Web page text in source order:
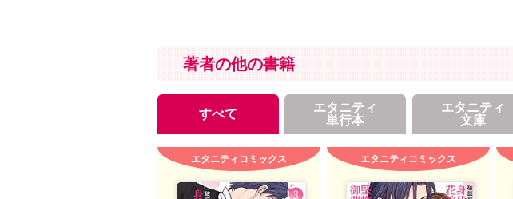
著者の他の書籍
すべて
エタニティ
単行本
エタニティ
文庫
エタニティコミックス エタニティコミックス